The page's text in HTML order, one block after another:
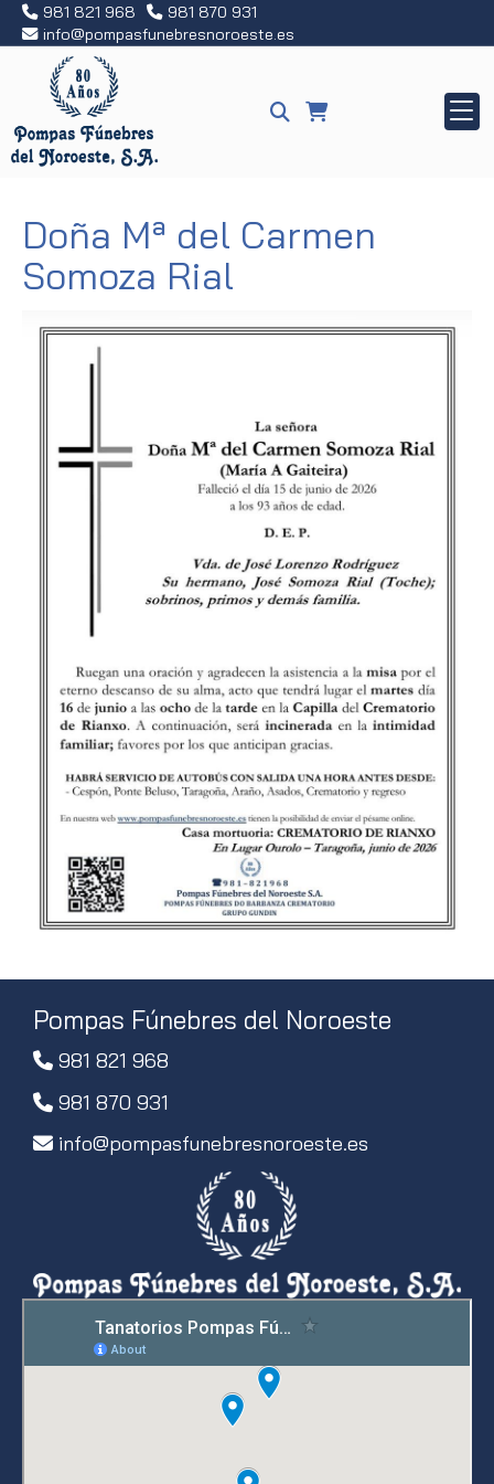
981 821 968
981 870 931
info
pompasfunebresnoroeste.es
Doña Mª del Carmen
Somoza Rial
Pompas Fúnebres del Noroeste
981 821 968
981 870 931
info
pompasfunebresnoroeste.es